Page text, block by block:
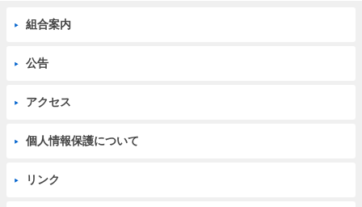
組合案内
公告
アクセス
個人情報保護について
リンク